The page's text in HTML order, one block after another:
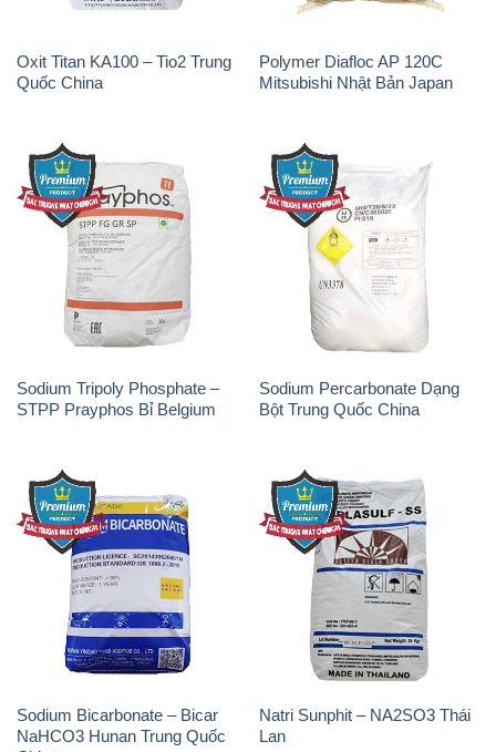
Sodium Tripoly Phosphate –
STPP Prayphos Bỉ Belgium
Sodium Percarbonate Dạng
Bột Trung Quốc China
Sodium Bicarbonate – Bicar
NaHCO3 Hunan Trung Quốc
Natri Sunphit – NA2SO3 Thái